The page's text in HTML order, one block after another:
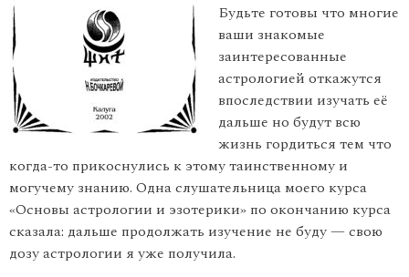
Будьте готовы что многие
ваши знакомые
заинтересованные
астрологией откажутся
впоследствии изучать её
дальше но будут всю
жизнь гордиться тем что
когда-то прикоснулись к этому таинственному и
могучему знанию. Одна слушательница моего курса
«Основы астрологии и эзотерики» по окончанию курса
сказала: дальше продолжать изучение не буду — свою
дозу астрологии я уже получила.